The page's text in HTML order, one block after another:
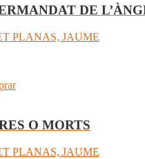
DE
PLANAS, JAUME
O MORTS
PLANAS, JAUME